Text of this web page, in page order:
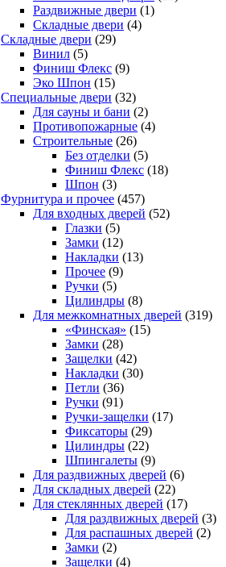
Раздвижные двери (1)
Складные двери (4)
Складные двери (29)
Винил (5)
Финиш Флекс (9)
Эко Шпон (15)
Специальные двери (32)
Для сауны и бани (2)
Противопожарные (4)
Строительные (26)
Без отделки (5)
Финиш Флекс (18)
Шпон (3)
Фурнитура и прочее (457)
Для входных дверей (52)
Глазки (5)
Замки (12)
Накладки (13)
Прочее (9)
Ручки (5)
Цилиндры (8)
Для межкомнатных дверей (319)
«Финская» (15)
Замки (28)
Защелки (42)
Накладки (30)
Петли (36)
Ручки (91)
Ручки-защелки (17)
Фиксаторы (29)
Цилиндры (22)
Шпингалеты (9)
Для раздвижных дверей (6)
Для складных дверей (22)
Для стеклянных дверей (17)
Для раздвижных дверей (3)
Для распашных дверей (2)
Замки (2)
Защелки (4)